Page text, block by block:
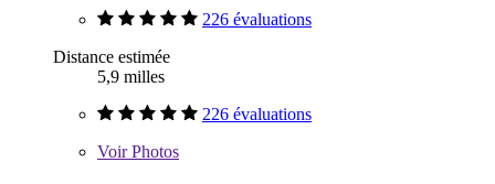
226 évaluations
Distance estimée
5,9 milles
226 évaluations
VoirPhotos